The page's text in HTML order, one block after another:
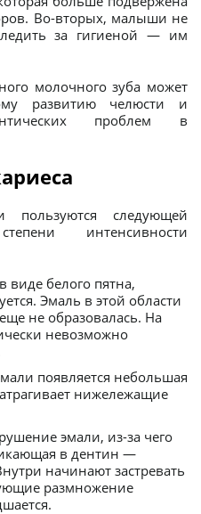
Во-вторых, малыши не
за гигиеной — им
молочного зуба может
развитию челюсти и
проблем в
пользуются следующей
интенсивности
виде белого пятна,
Эмаль в этой области
не образовалась. На
невозможно
появляется небольшая
нижележащие
эмали, из-за чего
в дентин —
начинают застревать
размножение